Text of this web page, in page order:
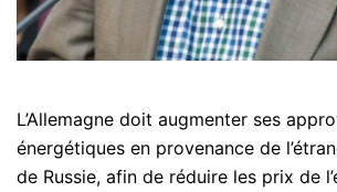
L’Allemagne doit augmenter ses
énergétiques en provenance de
de Russie, afin de réduire les prix de